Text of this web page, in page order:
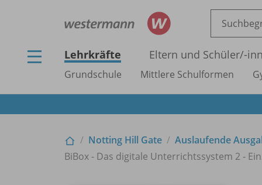
Lehrkräfte Eltern und Schüler/-
Grundschule Mittlere Schulformen
Notting Hill Gate
Auslaufende
BiBox - Das digitale Unterrichtssystem 2 -